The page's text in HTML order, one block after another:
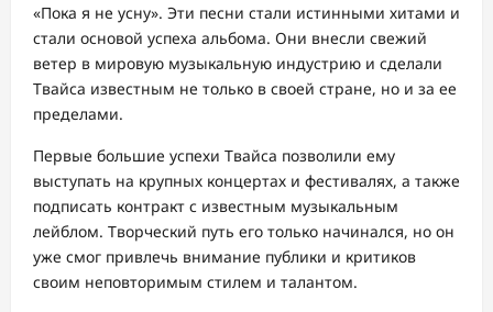
«Пока я не усну». Эти песни стали истинными хитами и
стали основой успеха альбома. Они внесли свежий
ветер в мировую музыкальную индустрию и сделали
Твайса известным не только в своей стране, но и за ее
пределами.
Первые большие успехи Твайса позволили ему
выступать на крупных концертах и фестивалях, а также
подписать контракт с известным музыкальным
лейблом. Творческий путь его только начинался, но он
уже смог привлечь внимание публики и критиков
своим неповторимым стилем и талантом.